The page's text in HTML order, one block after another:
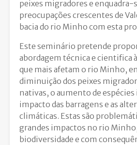
peixes migradores e enquadra-
preocupações crescentes de
bacia do rio Minho com esta
Este seminário pretende
abordagem técnica e cientifica
que mais afetam o rio Minho,
diminuição dos peixes
nativas, o aumento de espécies
impacto das barragens e as
climáticas. Estas são
grandes impactos no rio
biodiversidade e com